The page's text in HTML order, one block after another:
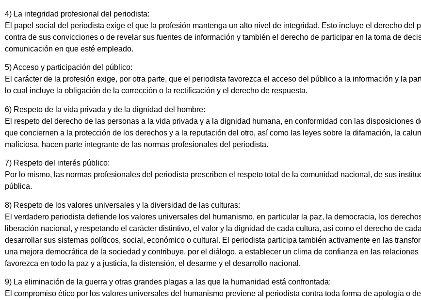
4) La integridad profesional del periodista:
El papel social del periodista exige el que la profesión mantenga un alto nivel de integridad. Esto incluye el derecho del
contra de sus convicciones o de revelar sus fuentes de información y también el derecho de participar en la toma de
comunicación en que esté empleado.
5) Acceso y participación del público:
El carácter de la profesión exige, por otra parte, que el periodista favorezca el acceso del público a la información y la
lo cual incluye la obligación de la corrección o la rectificación y el derecho de respuesta.
6) Respeto de la vida privada y de la dignidad del hombre:
El respeto del derecho de las personas a la vida privada y a la dignidad humana, en conformidad con las disposiciones
que conciernen a la protección de los derechos y a la reputación del otro, así como las leyes sobre la difamación, la
maliciosa, hacen parte integrante de las normas profesionales del periodista.
7) Respeto del interés público:
Por lo mismo, las normas profesionales del periodista prescriben el respeto total de la comunidad nacional, de sus
pública.
8) Respeto de los valores universales y la diversidad de las culturas:
El verdadero periodista defiende los valores universales del humanismo, en particular la paz, la democracia, los
liberación nacional, y respetando el carácter distintivo, el valor y la dignidad de cada cultura, así como el derecho de
desarrollar sus sistemas políticos, social, económico o cultural. El periodista participa también activamente en las
una mejora democrática de la sociedad y contribuye, por el diálogo, a establecer un clima de confianza en las
favorezca en todo la paz y a justicia, la distensión, el desarme y el desarrollo nacional.
9) La eliminación de la guerra y otras grandes plagas a las que la humanidad está confrontada:
El compromiso ético por los valores universales del humanismo previene al periodista contra toda forma de apología o